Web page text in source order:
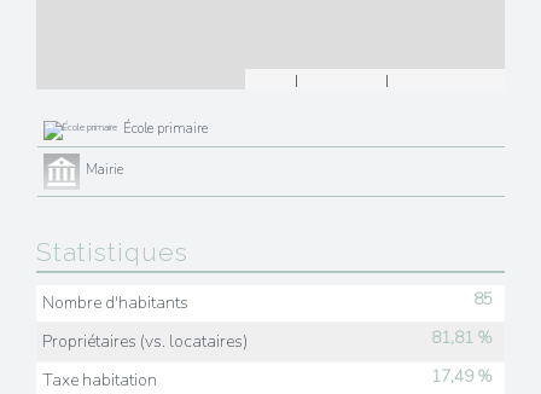
| |
École primaire
Mairie
Statistiques
Nombre d'habitants
85
Propriétaires (vs. locataires)
81,81 %
Taxe habitation
17,49 %